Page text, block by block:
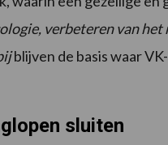
verbeteren van
blijven de basis waar
sluiten